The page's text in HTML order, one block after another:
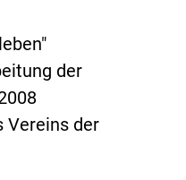
der
Vereins der